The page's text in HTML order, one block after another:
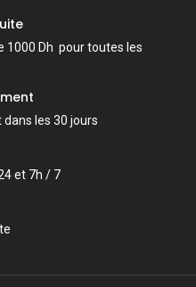
1000 Dh pour toutes les
dans les 30 jours
et 7h / 7